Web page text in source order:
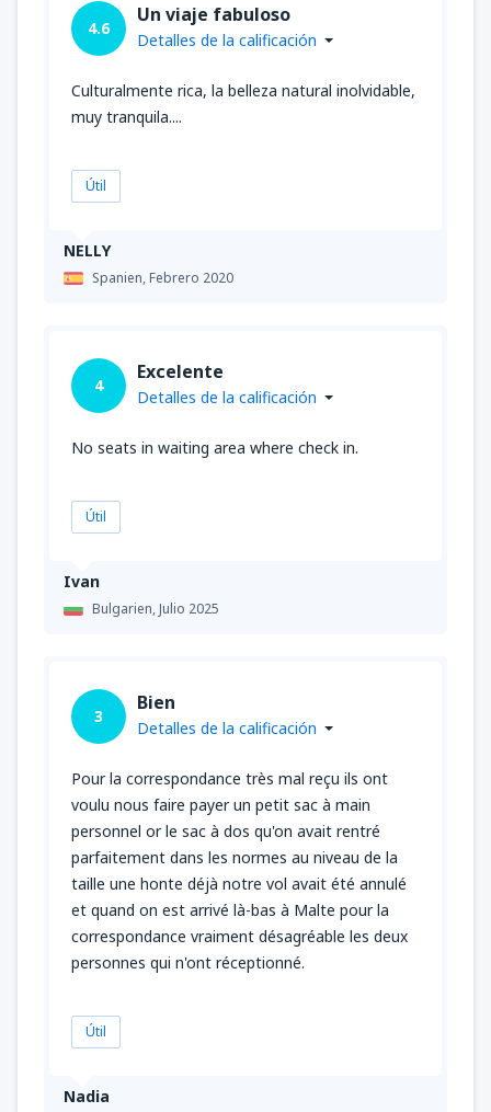
NELLY
Spanien,Febrero 2020
4.6
Un viaje fabuloso
Detalles de la calificación
Culturalmente rica, la belleza natural inolvidable,
muy tranquila....
Útil
Ivan
Bulgarien,Julio 2025
4
Excelente
Detalles de la calificación
No seats in waiting area where check in.
Útil
Nadia
3
Bien
Detalles de la calificación
Pour la correspondance très mal reçu ils ont
voulu nous faire payer un petit sac à main
personnel or le sac à dos qu'on avait rentré
parfaitement dans les normes au niveau de la
taille une honte déjà notre vol avait été annulé
et quand on est arrivé là-bas à Malte pour la
correspondance vraiment désagréable les deux
personnes qui n'ont réceptionné.
Útil